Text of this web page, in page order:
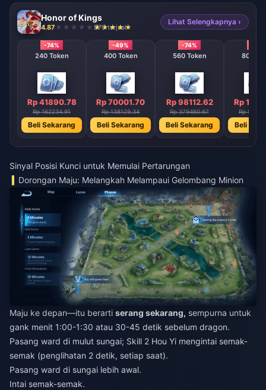
Honor of Kings
4.87 870 terjual
Lihat Selengkapnya ›
-74%
240 Token
Rp 41890.78
Rp 162234.91
Beli Sekarang
-49%
400 Token
Rp 70001.70
Rp 138129.34
Beli Sekarang
-74%
560 Token
Rp 98112.62
Rp 379460.67
Beli Sekarang
800
Rp
Rp
Beli
Sinyal Posisi Kunci untuk Memulai Pertarungan
Dorongan Maju: Melangkah Melampaui Gelombang Minion
Maju ke depan—itu berarti serang sekarang, sempurna untuk
gank menit 1:00-1:30 atau 30-45 detik sebelum dragon.
Pasang ward di mulut sungai; Skill 2 Hou Yi mengintai semak-
semak (penglihatan 2 detik, setiap saat).
Pasang ward di sungai lebih awal.
Intai semak-semak.